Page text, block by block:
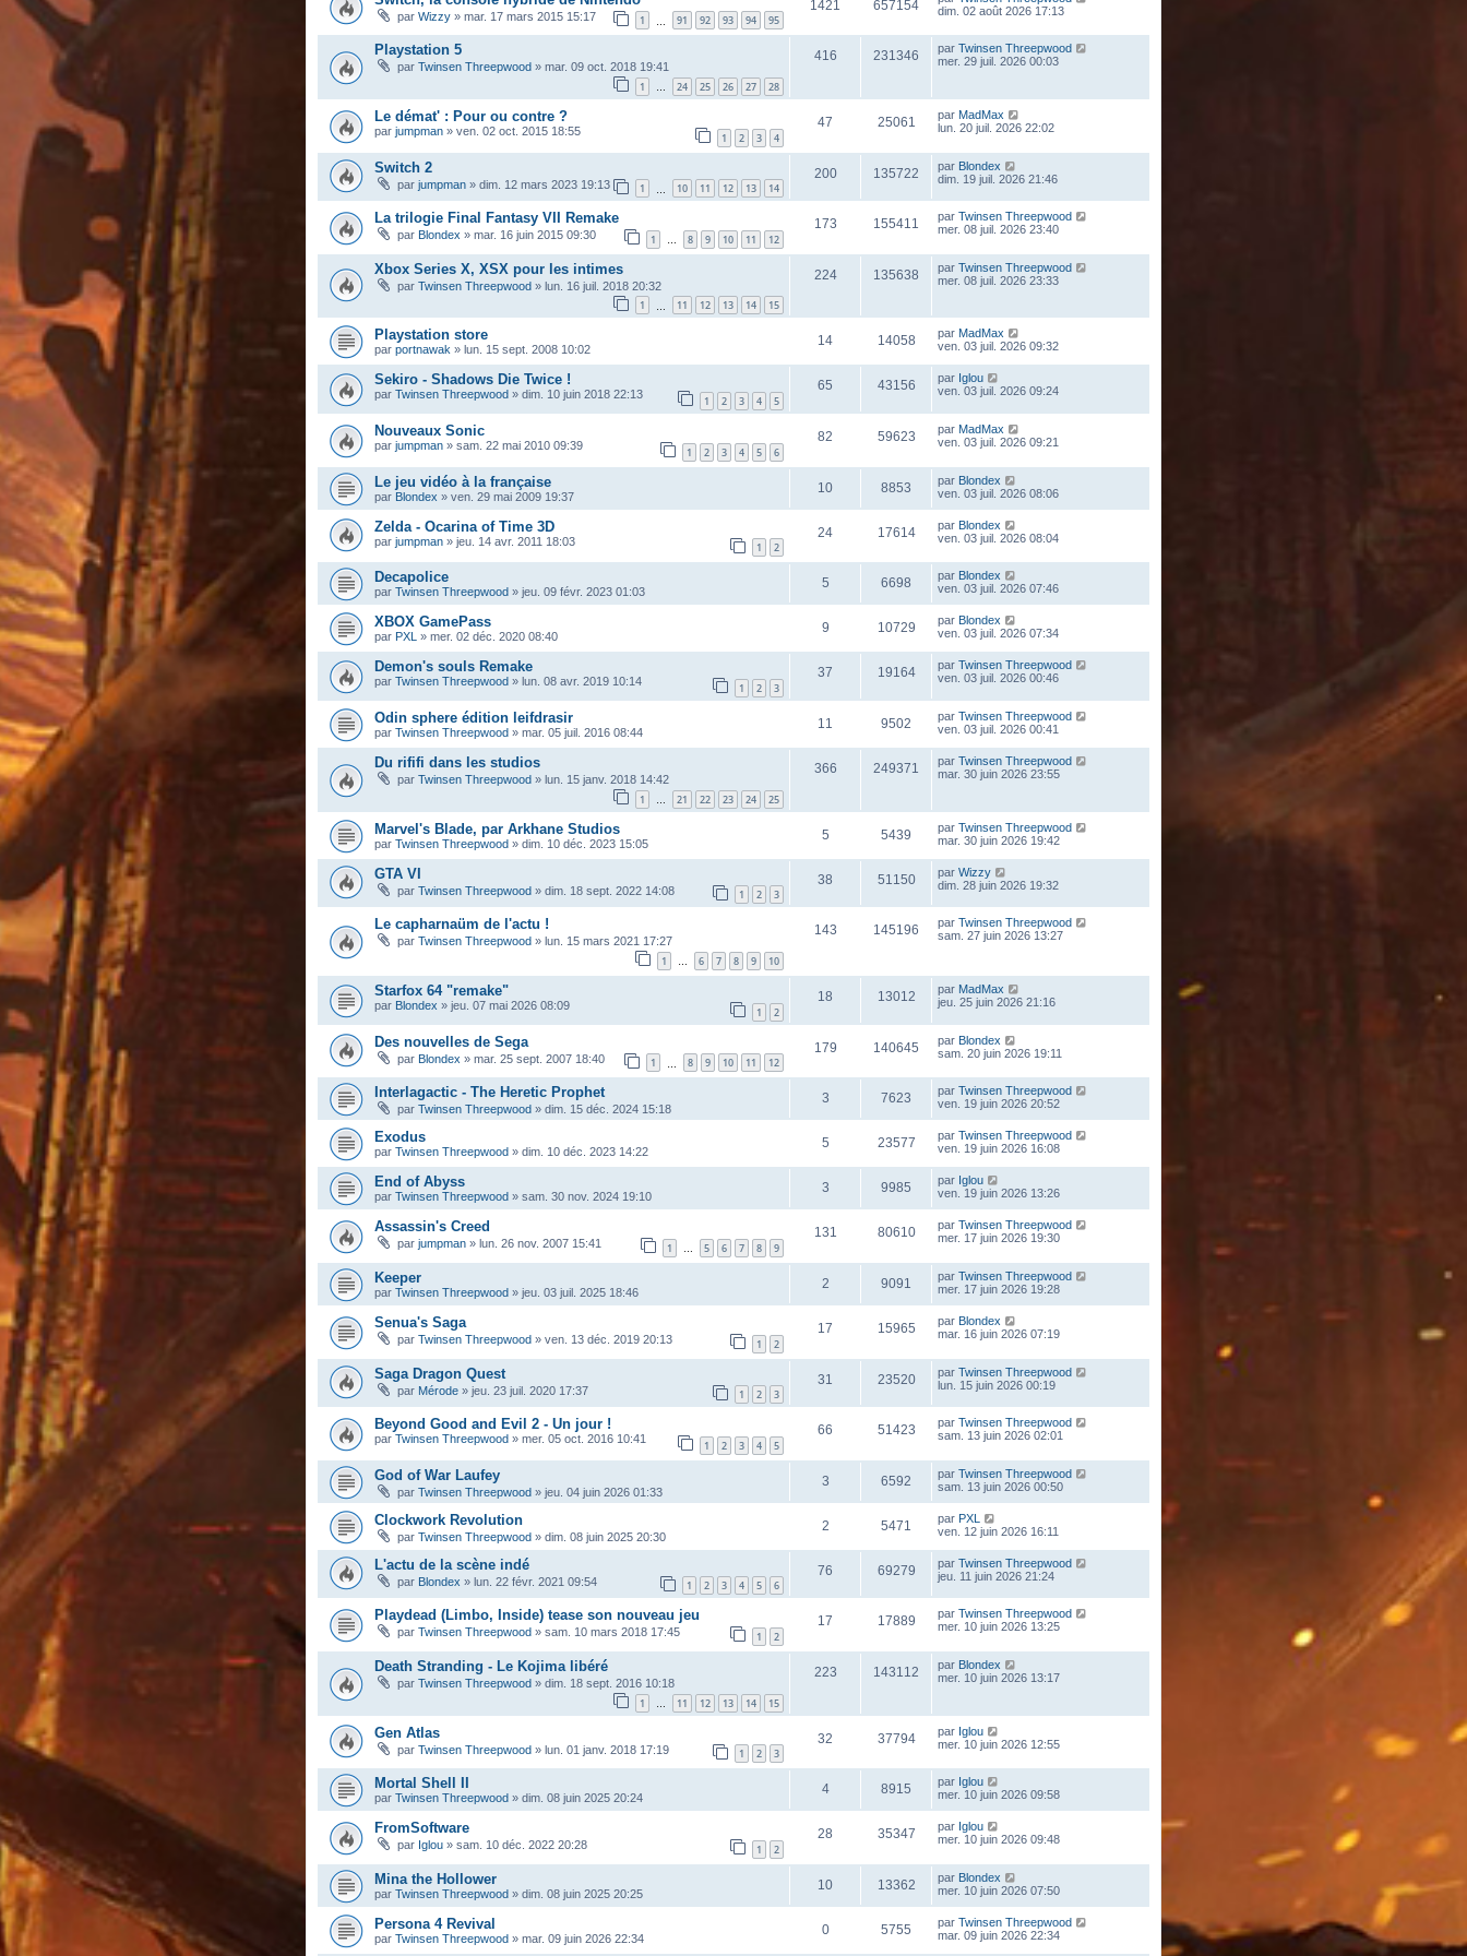
par Wizzy » mar. 17 mars 2015 15:17 1 91 92 93 94 95
1421 657154
dim. 02 août 2026 17:13
Playstation 5
par Twinsen Threepwood » mar. 09 oct. 2018 19:41
1 … 24 25 26 27 28
416 231346 par Twinsen Threepwood
mer. 29 juil. 2026 00:03
Le démat' : Pour ou contre ?
par jumpman » ven. 02 oct. 2015 18:55 1 2 3 4
47 25061 par MadMax
lun. 20 juil. 2026 22:02
Switch 2
par jumpman » dim. 12 mars 2023 19:13 1 10 11 12 13 14
200 135722 par Blondex
dim. 19 juil. 2026 21:46
La trilogie Final Fantasy VII Remake
par Blondex » mar. 16 juin 2015 09:30 1 … 8 9 10 11 12
173 155411 par Twinsen Threepwood
mer. 08 juil. 2026 23:40
Xbox Series X, XSX pour les intimes
par Twinsen Threepwood » lun. 16 juil. 2018 20:32
1 11 12 13 14 15
224 135638 par Twinsen Threepwood
mer. 08 juil. 2026 23:33
Playstation store
par portnawak » lun. 15 sept. 2008 10:02
14 14058 par MadMax
ven. 03 juil. 2026 09:32
Sekiro - Shadows Die Twice !
par Twinsen Threepwood » dim. 10 juin 2018 22:13 1 2 3 4 5
65 43156 par Iglou
ven. 03 juil. 2026 09:24
Nouveaux Sonic
par jumpman » sam. 22 mai 2010 09:39 1 2 3 4 5 6
82 59623 par MadMax
ven. 03 juil. 2026 09:21
Le jeu vidéo à la française
par Blondex » ven. 29 mai 2009 19:37
10 8853 par Blondex
ven. 03 juil. 2026 08:06
Zelda - Ocarina of Time 3D
par jumpman » jeu. 14 avr. 2011 18:03 1 2
24 17614 par Blondex
ven. 03 juil. 2026 08:04
Decapolice
par Twinsen Threepwood » jeu. 09 févr. 2023 01:03
5 6698 par Blondex
ven. 03 juil. 2026 07:46
XBOX GamePass
par PXL » mer. 02 déc. 2020 08:40
9 10729 par Blondex
ven. 03 juil. 2026 07:34
Demon's souls Remake
par Twinsen Threepwood » lun. 08 avr. 2019 10:14 1 2 3
37 19164 par Twinsen Threepwood
ven. 03 juil. 2026 00:46
Odin sphere édition leifdrasir
par Twinsen Threepwood » mar. 05 juil. 2016 08:44
11 9502 par Twinsen Threepwood
ven. 03 juil. 2026 00:41
Du rififi dans les studios
par Twinsen Threepwood » lun. 15 janv. 2018 14:42
1 … 21 22 23 24 25
366 249371 par Twinsen Threepwood
mar. 30 juin 2026 23:55
Marvel's Blade, par Arkhane Studios
par Twinsen Threepwood » dim. 10 déc. 2023 15:05
5 5439 par Twinsen Threepwood
mar. 30 juin 2026 19:42
GTA VI
par Twinsen Threepwood » dim. 18 sept. 2022 14:08 1 2 3
38 51150 par Wizzy
dim. 28 juin 2026 19:32
Le capharnaüm de l'actu !
par Twinsen Threepwood » lun. 15 mars 2021 17:27
1 … 6 7 8 9 10
143 145196 par Twinsen Threepwood
sam. 27 juin 2026 13:27
Starfox 64 "remake"
par Blondex » jeu. 07 mai 2026 08:09 1 2
18 13012 par MadMax
jeu. 25 juin 2026 21:16
Des nouvelles de Sega
par Blondex » mar. 25 sept. 2007 18:40 1 8 9 10 11 12
179 140645 par Blondex
sam. 20 juin 2026 19:11
Interlagactic - The Heretic Prophet
par Twinsen Threepwood » dim. 15 déc. 2024 15:18
3 7623 par Twinsen Threepwood
ven. 19 juin 2026 20:52
Exodus
par Twinsen Threepwood » dim. 10 déc. 2023 14:22
5 23577 par Twinsen Threepwood
ven. 19 juin 2026 16:08
End of Abyss
par Twinsen Threepwood » sam. 30 nov. 2024 19:10
3 9985 par Iglou
ven. 19 juin 2026 13:26
Assassin's Creed
par jumpman » lun. 26 nov. 2007 15:41 1 … 5 6 7 8 9
131 80610 par Twinsen Threepwood
mer. 17 juin 2026 19:30
Keeper
par Twinsen Threepwood » jeu. 03 juil. 2025 18:46
2 9091 par Twinsen Threepwood
mer. 17 juin 2026 19:28
Senua's Saga
par Twinsen Threepwood » ven. 13 déc. 2019 20:13 1 2
17 15965 par Blondex
mar. 16 juin 2026 07:19
Saga Dragon Quest
par Mérode » jeu. 23 juil. 2020 17:37 1 2 3
31 23520 par Twinsen Threepwood
lun. 15 juin 2026 00:19
Beyond Good and Evil 2 - Un jour !
par Twinsen Threepwood » mer. 05 oct. 2016 10:41 1 2 3 4 5
66 51423 par Twinsen Threepwood
sam. 13 juin 2026 02:01
God of War Laufey
par Twinsen Threepwood » jeu. 04 juin 2026 01:33
3 6592 par Twinsen Threepwood
sam. 13 juin 2026 00:50
Clockwork Revolution
par Twinsen Threepwood » dim. 08 juin 2025 20:30
2 5471 par PXL
ven. 12 juin 2026 16:11
L'actu de la scène indé
par Blondex » lun. 22 févr. 2021 09:54 1 2 3 4 5 6
76 69279 par Twinsen Threepwood
jeu. 11 juin 2026 21:24
Playdead (Limbo, Inside) tease son nouveau jeu
par Twinsen Threepwood » sam. 10 mars 2018 17:45 1 2
17 17889 par Twinsen Threepwood
mer. 10 juin 2026 13:25
Death Stranding - Le Kojima libéré
par Twinsen Threepwood » dim. 18 sept. 2016 10:18
1 … 11 12 13 14 15
223 143112 par Blondex
mer. 10 juin 2026 13:17
Gen Atlas
par Twinsen Threepwood » lun. 01 janv. 2018 17:19 1 2 3
32 37794 par Iglou
mer. 10 juin 2026 12:55
Mortal Shell II
par Twinsen Threepwood » dim. 08 juin 2025 20:24
4 8915 par Iglou
mer. 10 juin 2026 09:58
FromSoftware
par Iglou » sam. 10 déc. 2022 20:28 1 2
28 35347 par Iglou
mer. 10 juin 2026 09:48
Mina the Hollower
par Twinsen Threepwood » dim. 08 juin 2025 20:25
10 13362 par Blondex
mer. 10 juin 2026 07:50
Persona 4 Revival
par Twinsen Threepwood » mar. 09 juin 2026 22:34
0 5755 par Twinsen Threepwood
mar. 09 juin 2026 22:34